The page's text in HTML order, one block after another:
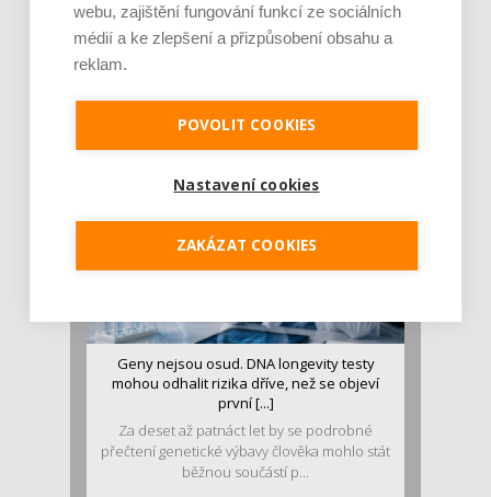
Je jen pro sportovce, přiberu po něm a ve
stravě ho mám dostatek. Znáte nejčastějš [...]
Pojem protein již nějakou dobu rezonuje
v oblasti zdraví, výživy i dlouhověkosti. Přesto
se o ně...
Geny nejsou osud. DNA longevity testy
mohou odhalit rizika dříve, než se objeví
první [...]
Za deset až patnáct let by se podrobné
přečtení genetické výbavy člověka mohlo stát
běžnou součástí p...
webu, zajištění fungování funkcí ze sociálních
médií a ke zlepšení a přizpůsobení obsahu a
reklam.
POVOLIT COOKIES
Nastavení cookies
ZAKÁZAT COOKIES